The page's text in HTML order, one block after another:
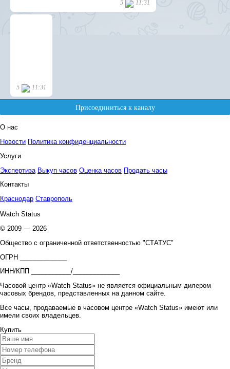
О нас
Новости Политика конфиденциальности
Услуги
Экспертиза Выкуп часов Оценка часов Продать часы
Контакты
Краснодар Ставрополь
Watch Status
© 2009 — 2026
Общество с ограниченной ответственностью "СТАТУС"
ОГРН _____________
ИНН/КПП ___________/_____________
Часовой центр «Watch Status» не является официальным дилером
часовых брендов, представленных на данном сайте.
Все часы, продаваемые в часовом центре «Watch Status» имеют или
имели своих владельцев.
Купить